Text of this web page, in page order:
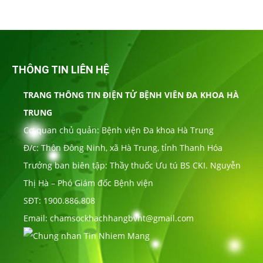
THÔNG TIN LIÊN HỆ
TRANG THÔNG TIN ĐIỆN TỬ BỆNH VIÊN ĐA KHOA HÀ
TRUNG
Cơ quan chủ quản: Bệnh viện Đa khoa Hà Trung
Đ/c: Thôn Đông Ninh, xã Hà Trung, tỉnh Thanh Hóa
Trưởng ban biên tập: Thầy thuốc Ưu tú BS CKI. Nguyễn
Thị Hà – Phó Giám đốc Bệnh viện
SĐT: 1900.886.808
Email: chamsockhachhangbvht@gmail.com